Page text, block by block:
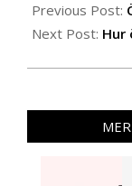
11-
04
Previous Post:
Next Post: Hur